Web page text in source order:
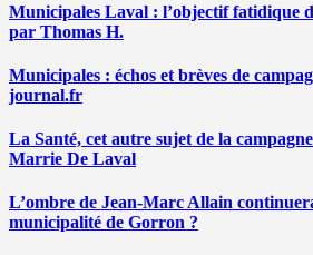
Municipales Laval : l’objectif fatidique
par Thomas H.
Municipales : échos et brèves de
journal.fr
La Santé, cet autre sujet de la
Marrie De Laval
L’ombre de Jean-Marc Allain
municipalité de Gorron ?